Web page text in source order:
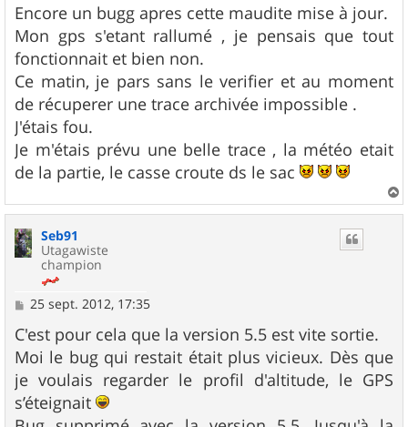
s
s
a
g
e
Encore un bugg apres cette maudite mise à jour.
Mon gps s'etant rallumé , je pensais que tout
fonctionnait et bien non.
Ce matin, je pars sans le verifier et au moment
de récuperer une trace archivée impossible .
J'étais fou.
Je m'étais prévu une belle trace , la météo etait
de la partie, le casse croute ds le sac
a
Seb91
Utagawiste
champion
M
s
s
a
g
e
25 sept. 2012, 17:35
C'est pour cela que la version 5.5 est vite sortie.
Moi le bug qui restait était plus vicieux. Dès que
je voulais regarder le profil d'altitude, le GPS
s’éteignait